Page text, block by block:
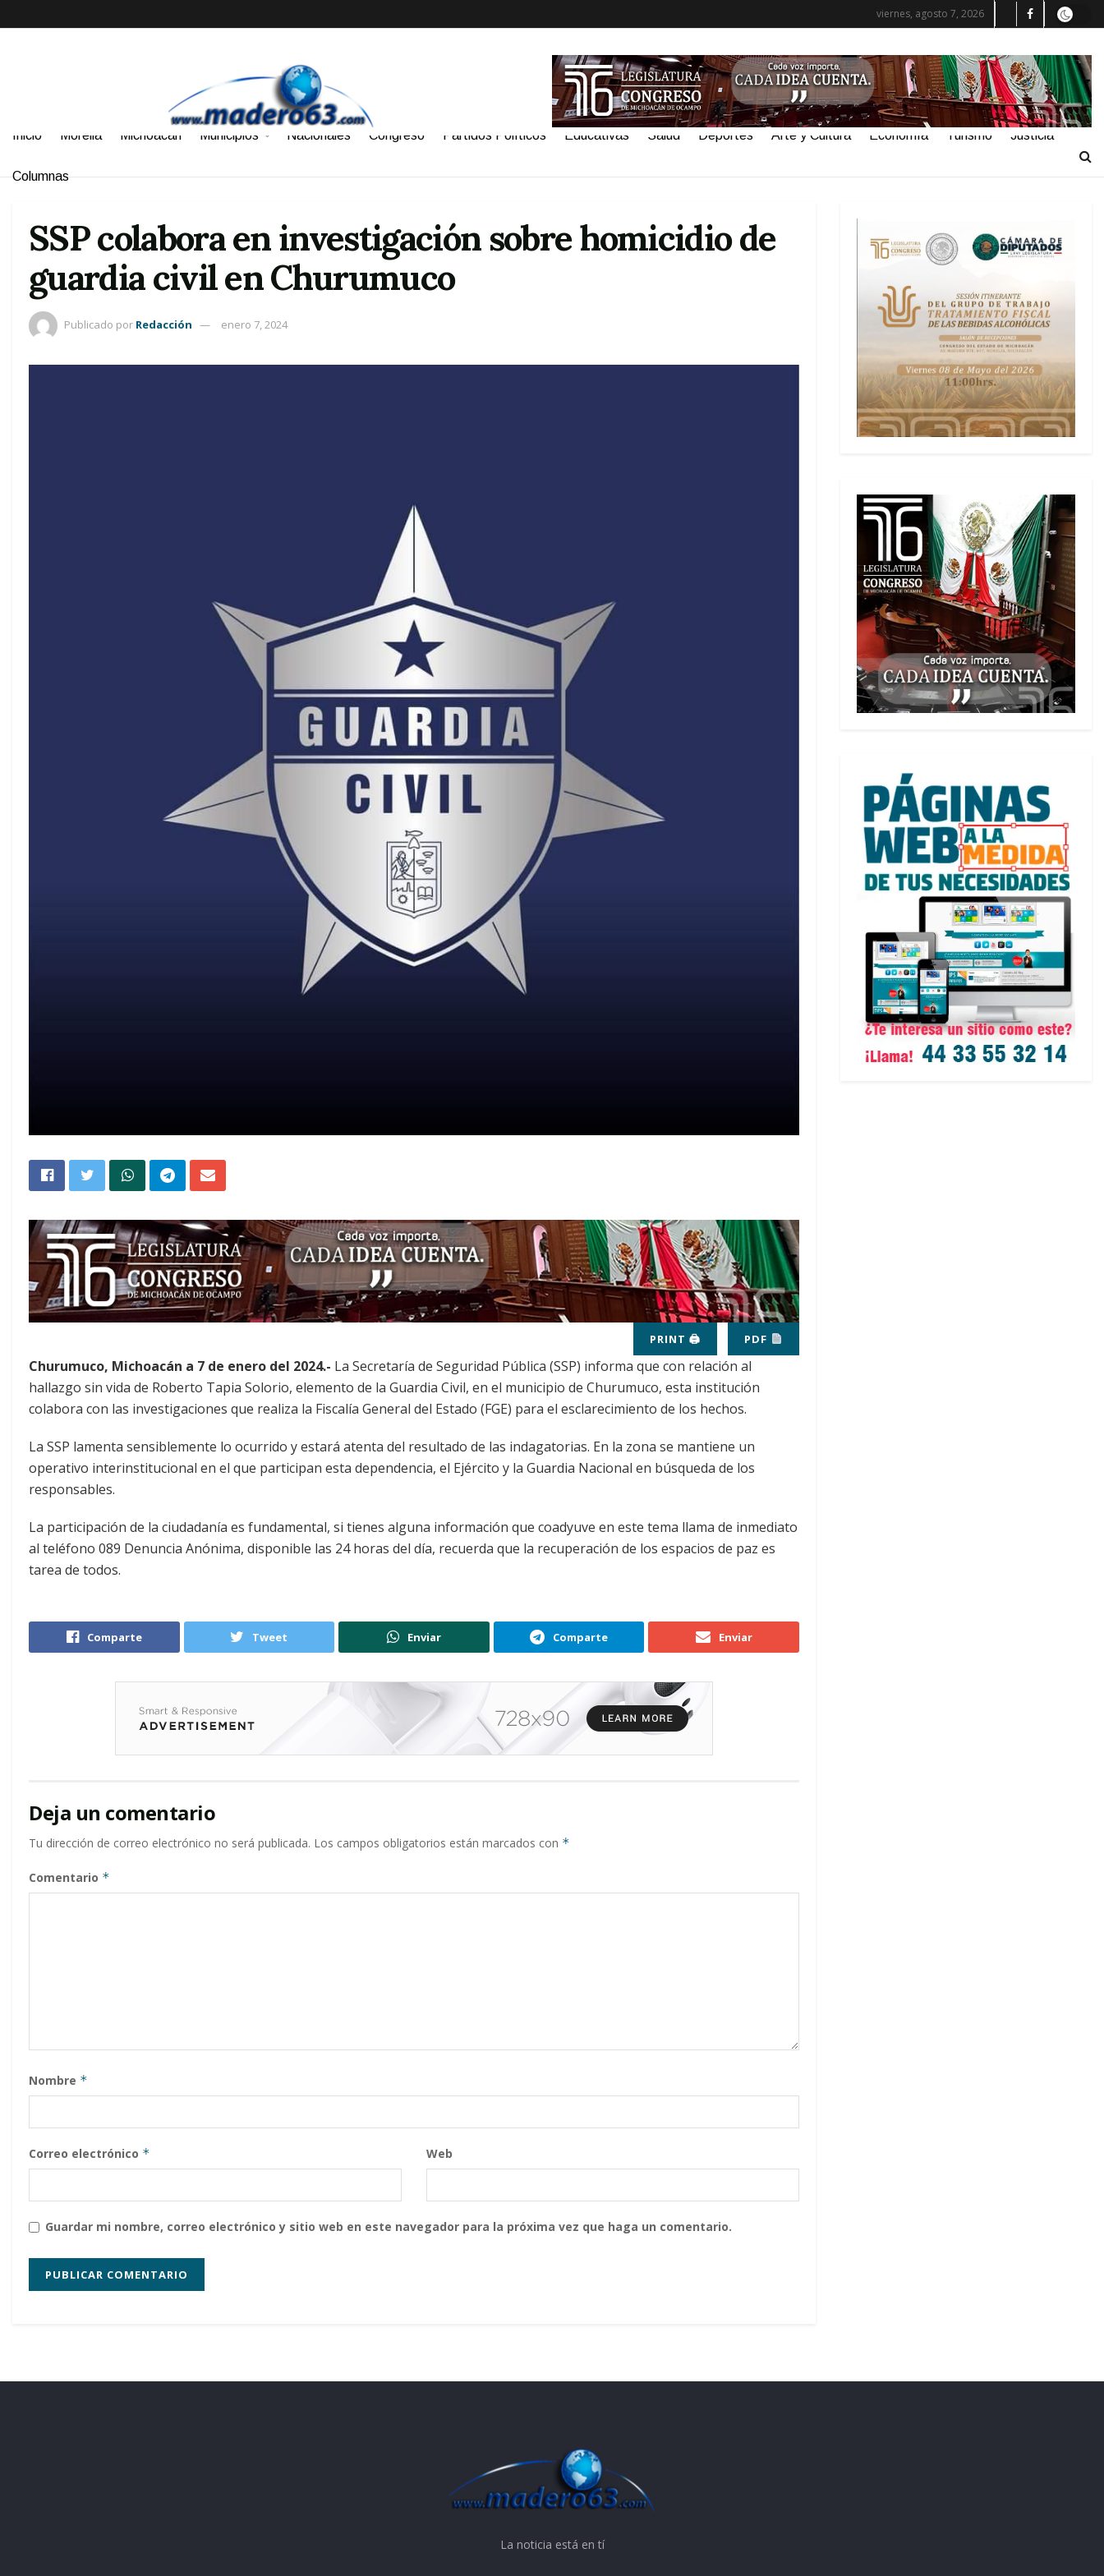
viernes, agosto 7, 2026
Inicio Morelia Michoacán Municipios Nacionales Congreso Partidos Políticos Educativas Salud Deportes Arte y Cultura Economía Turismo Justicia
Columnas
SSP colabora en investigación sobre homicidio de
guardia civil en Churumuco
Publicado por Redacción enero 7, 2024
PRINT 🖨 PDF
Churumuco, Michoacán a 7 de enero del 2024.- La Secretaría de Seguridad Pública (SSP) informa que con relación al
hallazgo sin vida de Roberto Tapia Solorio, elemento de la Guardia Civil, en el municipio de Churumuco, esta institución
colabora con las investigaciones que realiza la Fiscalía General del Estado (FGE) para el esclarecimiento de los hechos.
La SSP lamenta sensiblemente lo ocurrido y estará atenta del resultado de las indagatorias. En la zona se mantiene un
operativo interinstitucional en el que participan esta dependencia, el Ejército y la Guardia Nacional en búsqueda de los
responsables.
La participación de la ciudadanía es fundamental, si tienes alguna información que coadyuve en este tema llama de inmediato
al teléfono 089 Denuncia Anónima, disponible las 24 horas del día, recuerda que la recuperación de los espacios de paz es
tarea de todos.
Comparte Tweet Enviar Comparte Enviar
Deja un comentario
Tu dirección de correo electrónico no será publicada. Los campos obligatorios están marcados con *
Comentario *
Nombre *
Correo electrónico * Web
Guardar mi nombre, correo electrónico y sitio web en este navegador para la próxima vez que haga un comentario.
La noticia está en tí